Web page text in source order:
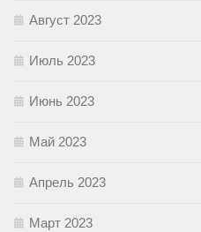
Август 2023
Июль 2023
Июнь 2023
Май 2023
Апрель 2023
Март 2023